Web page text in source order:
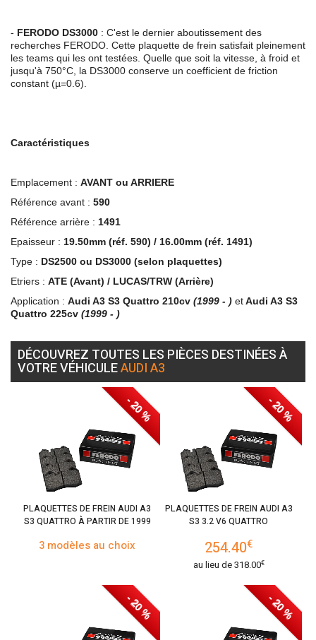
- FERODO DS3000 : C'est le dernier aboutissement des
recherches FERODO. Cette plaquette de frein satisfait pleinement
les teams qui les ont testées. Quelle que soit la vitesse, à froid et
jusqu'à 750°C, la DS3000 conserve un coefficient de friction
constant (µ=0.6).
Caractéristiques
Emplacement : AVANT ou ARRIERE
Référence avant : 590
Référence arrière : 1491
Epaisseur : 19.50mm (réf. 590) / 16.00mm (réf. 1491)
Type : DS2500 ou DS3000 (selon plaquettes)
Etriers : ATE (Avant) / LUCAS/TRW (Arrière)
Application : Audi A3 S3 Quattro 210cv (1999 - ) etAudi A3 S3
Quattro 225cv (1999 - )
DÉCOUVREZ TOUTES LES PIÈCES DESTINÉES À
VOTRE VÉHICULEAUDI A3
- 20 %
PLAQUETTES DE FREIN AUDI A3
S3 QUATTRO À PARTIR DE 1999
3 modèles au choix
- 20 %
PLAQUETTES DE FREIN AUDI A3
S3 3.2 V6 QUATTRO
254.40€
au lieu de318.00€
- 20 % - 20 %